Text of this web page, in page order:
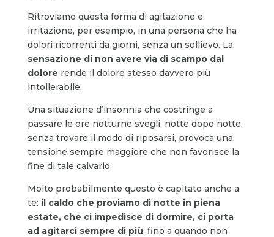
Ritroviamo questa forma di agitazione e
irritazione, per esempio, in una persona che ha
dolori ricorrenti da giorni, senza un sollievo. La
sensazione di non avere via di scampo dal
dolore rende il dolore stesso davvero più
intollerabile.
Una situazione d’insonnia che costringe a
passare le ore notturne svegli, notte dopo notte,
senza trovare il modo di riposarsi, provoca una
tensione sempre maggiore che non favorisce la
fine di tale calvario.
Molto probabilmente questo è capitato anche a
te: il caldo che proviamo di notte in piena
estate, che ci impedisce di dormire, ci porta
ad agitarci sempre di più, fino a quando non